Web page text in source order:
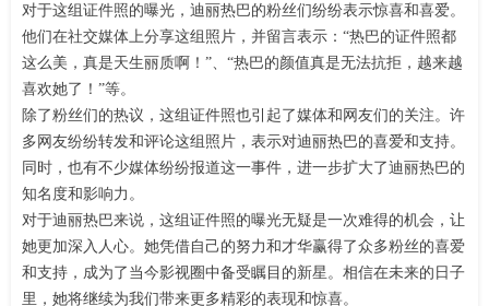
对于这组证件照的曝光，迪丽热巴的粉丝们纷纷表示惊喜和喜爱。
他们在社交媒体上分享这组照片，并留言表示：“热巴的证件照都
这么美，真是天生丽质啊！”、“热巴的颜值真是无法抗拒，越来越
喜欢她了！”等。
除了粉丝们的热议，这组证件照也引起了媒体和网友们的关注。许
多网友纷纷转发和评论这组照片，表示对迪丽热巴的喜爱和支持。
同时，也有不少媒体纷纷报道这一事件，进一步扩大了迪丽热巴的
知名度和影响力。
对于迪丽热巴来说，这组证件照的曝光无疑是一次难得的机会，让
她更加深入人心。她凭借自己的努力和才华赢得了众多粉丝的喜爱
和支持，成为了当今影视圈中备受瞩目的新星。相信在未来的日子
里，她将继续为我们带来更多精彩的表现和惊喜。